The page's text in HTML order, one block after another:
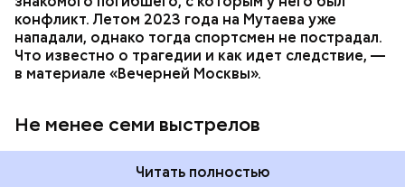
конфликт. Летом 2023 года на Мутаева уже
нападали, однако тогда спортсмен не пострадал.
Что известно о трагедии и как идет следствие, —
в материале «Вечерней Москвы».
Не менее семи выстрелов
Читать полностью